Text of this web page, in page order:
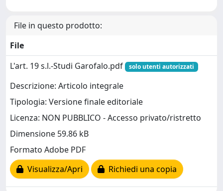
File in questo prodotto:
File
L'art. 19 s.l.-Studi Garofalo.pdf
solo utenti autorizzati
Descrizione: Articolo integrale
Tipologia: Versione finale editoriale
Licenza: NON PUBBLICO - Accesso privato/ristretto
Dimensione 59.86 kB
Formato Adobe PDF
Visualizza/Apri
Richiedi una copia